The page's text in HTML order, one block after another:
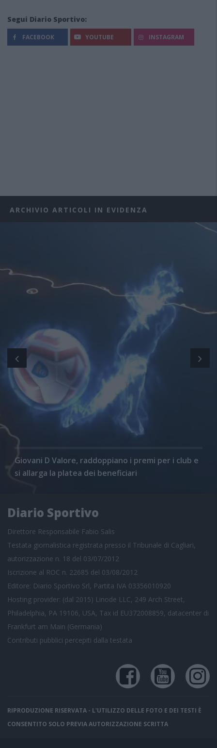
Segui Diario Sportivo:
FACEBOOK YOUTUBE INSTAGRAM
ARCHIVIO ARTICOLI IN EVIDENZA
Giovani D Valore, raddoppiano i premi per i club e
si allarga la platea dei beneficiari
Diario Sportivo
Direttore Responsabile Fabio Salis
Testata giornalistica registrata presso il Tribunale di Cagliari,
autorizzazione n. 18 del 03/07/2012
Iscrizione al ROC n. 22685 del 03/08/2012
Editore: Diario Sportivo Srl, Partita IVA 03356010920
Hosting provider: (dal 2015) Linode LLC, 249 Arch Street,
Philadelphia, PA 19106, USA, Tax id EU372008859, datacenter di
Frankfurt am Main (Germania)
Contributi pubblici percepiti dalla testata
RIPRODUZIONE RISERVATA - L'UTILIZZO DELLE FOTO E DEI TESTI È
CONSENTITO SOLO PREVIA AUTORIZZAZIONE SCRITTA